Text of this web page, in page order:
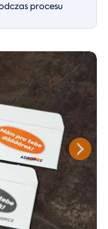
procesu